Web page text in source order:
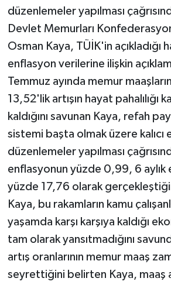
düzenlemeler yapılması
Devlet Memurları
Osman Kaya, TÜİK'in açıkladığı
enflasyon verilerine ilişkin
Temmuz ayında memur
13,52'lik artışın hayat pahalılığı
kaldığını savunan Kaya, refah
sistemi başta olmak üzere kalıcı
düzenlemeler yapılması
enflasyonun yüzde 0,99, 6 aylık
yüzde 17,76 olarak
Kaya, bu rakamların kamu
yaşamda karşı karşıya kaldığı
tam olarak yansıtmadığını
artış oranlarının memur maaş
seyrettiğini belirten Kaya, maaş